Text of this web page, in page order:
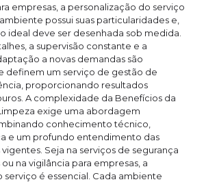
empresas, a personalização do serviço
possui suas particularidades e,
ideal deve ser desenhada sob medida.
a supervisão constante e a
a novas demandas são
definem um serviço de gestão de
proporcionando resultados
A complexidade da Benefícios da
exige uma abordagem
conhecimento técnico,
e um profundo entendimento das
Seja na serviços de segurança
na vigilância para empresas, a
serviço é essencial. Cada ambiente